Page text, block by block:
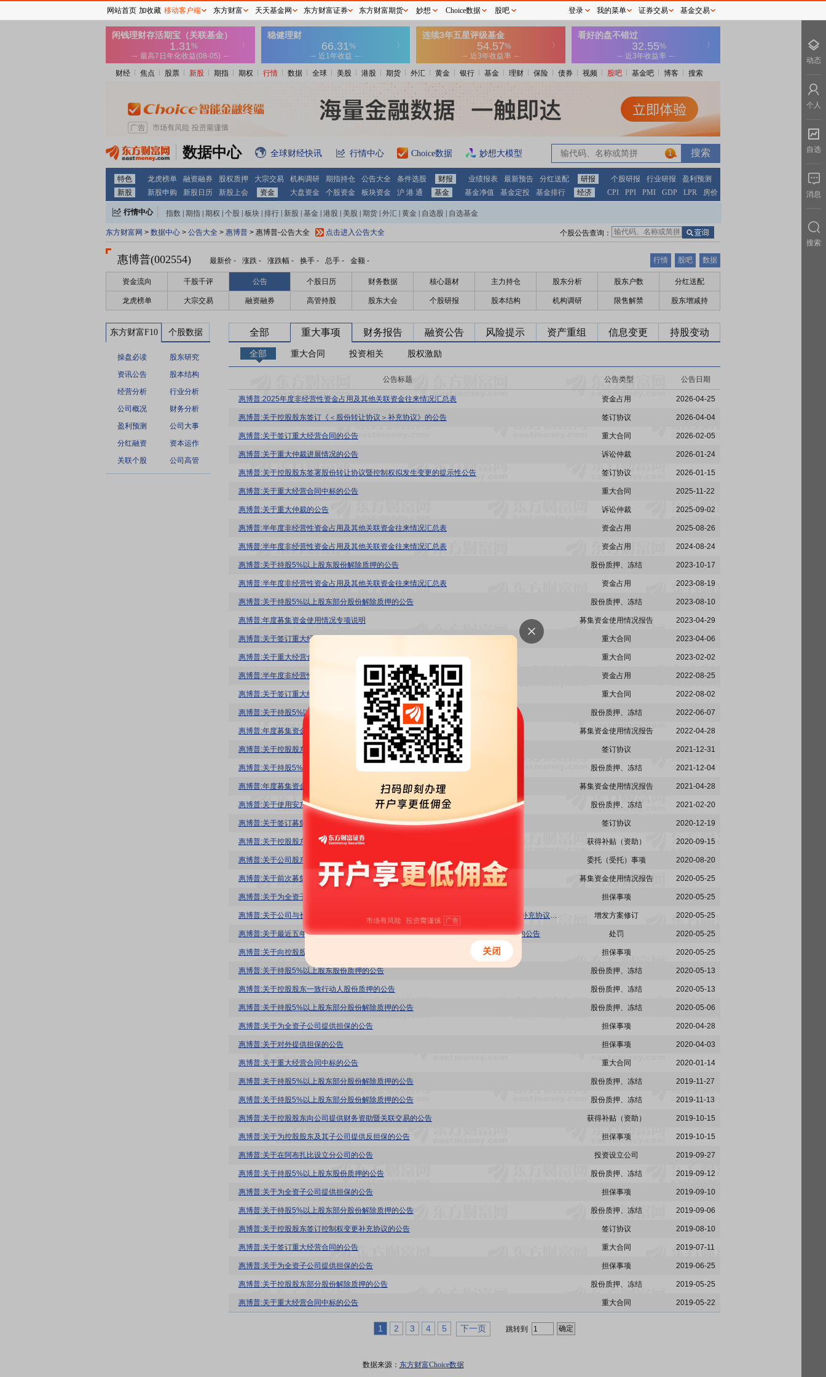
财经 焦点 股票 新股 期指 期权 行情 数据 全球 美股 港股 期货 外汇 黄金 银行 基金 理财 保险 债券 视频 股吧 基金吧 博客 搜索
数据中心 全球财经快讯 行情中心 Choice数据 妙想大模型 1
特色 龙虎榜单 融资融券 股权质押 大宗交易 机构调研 期指持仓 公告大全 条件选股 财报 业绩报表 最新预告 分红送配 研报 个股研报 行业研报
盈利预测
新股
新股申购 新股日历 新股上会 资金 大盘资金 个股资金 板块资金 沪 港 通 基金 基金净值 基金定投 基金排行 经济 CPI PPI PMI GDP LPR 房价
行情中心 指数 期指 期权 个股 板块 排行 新股 基金 港股 美股 期货 外汇 黄金 自选股 自选基金
东方财富网 > 数据中心 > 公告大全 > 惠博普 > 惠博普-公告大全 点击进入公告大全 个股公告查询：
惠博普(002554) 最新价 - 涨跌 - 涨跌幅 - 换手 - 总手 - 金额 - 行情 股吧 数据
资金流向 千股千评 公告 个股日历 财务数据 核心题材 主力持仓 股东分析 股东户数 分红送配
龙虎榜单 大宗交易 融资融券 高管持股 股东大会 个股研报 股本结构 机构调研 限售解禁 股东增减持
东方财富F10 个股数据
操盘必读
股东研究
资讯公告
股本结构
经营分析
行业分析
公司概况
财务分析
盈利预测
公司大事
分红融资
资本运作
关联个股
公司高管
全部 重大事项 财务报告 融资公告 风险提示 资产重组 信息变更 持股变动
全部 重大合同 投资相关 股权激励
公告标题 公告类型 公告日期
惠博普:2025年度非经营性资金占用及其他关联资金往来情况汇总表 资金占用 2026-04-25
惠博普:关于控股股东签订《＜股份转让协议＞补充协议》的公告 签订协议 2026-04-04
惠博普:关于签订重大经营合同的公告 重大合同 2026-02-05
惠博普:关于重大仲裁进展情况的公告 诉讼仲裁 2026-01-24
惠博普:关于控股股东签署股份转让协议暨控制权拟发生变更的提示性公告 签订协议 2026-01-15
惠博普:关于重大经营合同中标的公告 重大合同 2025-11-22
惠博普:关于重大仲裁的公告 诉讼仲裁 2025-09-02
惠博普:半年度非经营性资金占用及其他关联资金往来情况汇总表 资金占用 2025-08-26
惠博普:半年度非经营性资金占用及其他关联资金往来情况汇总表 资金占用 2024-08-24
惠博普:关于持股5%以上股东股份解除质押的公告 股份质押、冻结 2023-10-17
惠博普:半年度非经营性资金占用及其他关联资金往来情况汇总表 资金占用 2023-08-19
惠博普:关于持股5%以上股东部分股份解除质押的公告 股份质押、冻结 2023-08-10
惠博普:年度募集资金使用情况专项说明 募集资金使用情况报告 2023-04-29
惠博普:关于签订重大经营合同暨关联交易的公告 重大合同 2023-04-06
惠博普:关于重大经营合同中标的公告 重大合同 2023-02-02
惠博普:半年度非经营性资金占用及其他关联资金往来情况汇总表 资金占用 2022-08-25
惠博普:关于签订重大经营合同的公告 重大合同 2022-08-02
惠博普:关于持股5%以上股东部分股份解除质押的公告 股份质押、冻结 2022-06-07
惠博普:年度募集资金使用情况专项说明 募集资金使用情况报告 2022-04-28
惠博普:关于控股股东签订控制权变更补充协议的公告 签订协议 2021-12-31
惠博普:关于持股5%以上股东部分股份解除质押的公告 股份质押、冻结 2021-12-04
惠博普:年度募集资金使用情况专项说明 募集资金使用情况报告 2021-04-28
惠博普:关于使用安东集团股票进行质押融资及金融衍生品交易的确认公告 股份质押、冻结 2021-02-20
惠博普:关于签订募集资金三方监管协议的公告 签订协议 2020-12-19
惠博普:关于控股股东向公司提供财务资助暨关联交易的进展公告 获得补贴（资助） 2020-09-15
惠博普:关于公司股东确认延长所持股份对应表决权委托期限的公告 委托（受托）事项 2020-08-20
惠博普:关于前次募集资金使用情况的报告 募集资金使用情况报告 2020-05-25
惠博普:关于为全资子公司贷款提供担保的公告 担保事项 2020-05-25
惠博普:关于公司与长沙水业集团有限公司签署附条件生效的非公开发行股份认购协议之补充协议的公告 增发方案修订 2020-05-25
惠博普:关于最近五年被证券监管部门和交易所处罚或采取监管措施及整改情况(修订稿)的公告 处罚 2020-05-25
惠博普:关于向控股股东提供反担保暨关联交易的公告 担保事项 2020-05-25
惠博普:关于持股5%以上股东股份质押的公告 股份质押、冻结 2020-05-13
惠博普:关于控股股东一致行动人股份质押的公告 股份质押、冻结 2020-05-13
惠博普:关于持股5%以上股东部分股份解除质押的公告 股份质押、冻结 2020-05-06
惠博普:关于为全资子公司提供担保的公告 担保事项 2020-04-28
惠博普:关于对外提供担保的公告 担保事项 2020-04-03
惠博普:关于重大经营合同中标的公告 重大合同 2020-01-14
惠博普:关于持股5%以上股东部分股份解除质押的公告 股份质押、冻结 2019-11-27
惠博普:关于持股5%以上股东部分股份解除质押的公告 股份质押、冻结 2019-11-13
惠博普:关于控股股东向公司提供财务资助暨关联交易的公告 获得补贴（资助） 2019-10-15
惠博普:关于为控股股东及其子公司提供反担保的公告 担保事项 2019-10-15
惠博普:关于在阿布扎比设立分公司的公告 投资设立公司 2019-09-27
惠博普:关于持股5%以上股东股份质押的公告 股份质押、冻结 2019-09-12
惠博普:关于为全资子公司提供担保的公告 担保事项 2019-09-10
惠博普:关于持股5%以上股东部分股份解除质押的公告 股份质押、冻结 2019-09-06
惠博普:关于控股股东签订控制权变更补充协议的公告 签订协议 2019-08-10
惠博普:关于签订重大经营合同的公告 重大合同 2019-07-11
惠博普:关于为全资子公司提供担保的公告 担保事项 2019-06-25
惠博普:关于控股股东部分股份解除质押的公告 股份质押、冻结 2019-05-25
惠博普:关于重大经营合同中标的公告 重大合同 2019-05-22
1 2 3 4 5 下一页 跳转到
数据来源： 东方财富Choice数据
网站首页 加收藏 移动客户端 东方财富 天天基金网 东方财富证券 东方财富期货 妙想 Choice数据 股吧 登录 我的菜单 证券交易 基金交易
动态
个人
自选
消息
搜索